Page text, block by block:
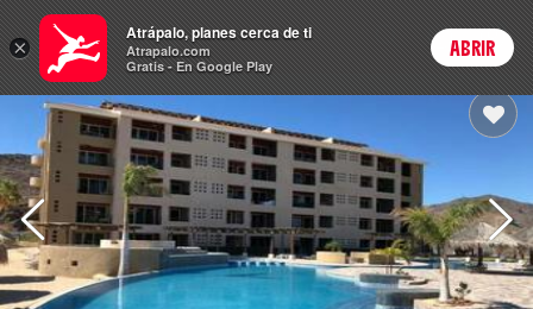
Hoteles Login
×
Atrápalo, planes cerca de ti
Atrapalo.com
Gratis - En Google Play
ABRIR